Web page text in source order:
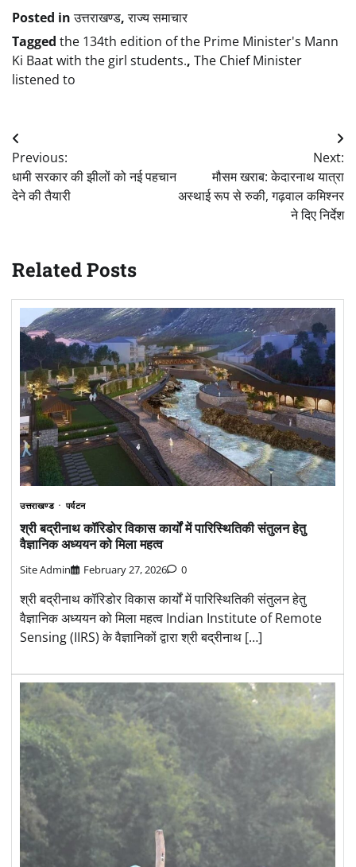
Posted inउत्तराखण्ड,राज्य समाचार
Tagged the 134th edition of the Prime Minister's Mann
Ki Baat with the girl students., The Chief Minister
listened to
Post
navigation
Previous:
धामी सरकार की झीलों को नई पहचान
देने की तैयारी
Next:
मौसम खराब: केदारनाथ यात्रा
अस्थाई रूप से रुकी, गढ़वाल कमिश्नर
ने दिए निर्देश
Related Posts
उत्तराखण्ड पर्यटन
श्री बद्रीनाथ कॉरिडोर विकास कार्यों में पारिस्थितिकी संतुलन हेतु
वैज्ञानिक अध्ययन को मिला महत्व
Site Admin February 27, 2026 0
श्री बद्रीनाथ कॉरिडोर विकास कार्यों में पारिस्थितिकी संतुलन हेतु
वैज्ञानिक अध्ययन को मिला महत्व Indian Institute of Remote
Sensing (IIRS) के वैज्ञानिकों द्वारा श्री बद्रीनाथ […]